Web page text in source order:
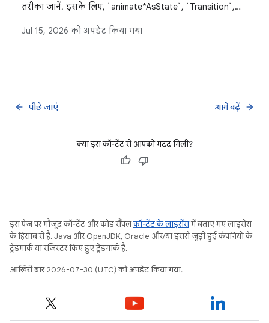
तरीका जानें. इसके लिए, `animate*AsState`, `Transition`,
जैसे एपीआई का इस्तेमाल करें. इनसे वैल्यू की मौजूदा और टारगेट
Jul 15, 2026 को अपडेट किया गया
पीछे जाएं
arrow_back आगे बढ़ें arrow_forward
क्या इस कॉन्टेंट से आपको मदद मिली?
इस पेज पर मौजूद कॉन्टेंट और कोड सैंपलकॉन्टेंट के लाइसेंसमें बताए गए लाइसेंस
के हिसाब से हैं. Java और OpenJDK, Oracle और/या इससे जुड़ी हुई कंपनियों के
ट्रेडमार्क या रजिस्टर किए हुए ट्रेडमार्क हैं.
आखिरी बार 2026-07-30 (UTC) को अपडेट किया गया.